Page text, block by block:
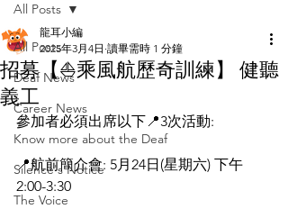
All Posts
Deaf News
Career News
Know more about the Deaf
Silence's Notice
The Voice
All Posts
招募【⛵乘風航歷奇訓練】 健聽
義工
龍耳小編
2025年3月4日 讀畢需時 1 分鐘
參加者必須出席以下📍3次活動:
📍航前簡介會: 5月24日(星期六) 下午
2:00-3:30